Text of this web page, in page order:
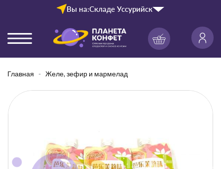
Вы на:Складе Уссурийск
Главная Желе, зефир и мармелад